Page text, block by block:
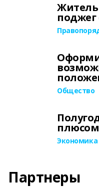
Житель
Общество
плюсом
Экономика
Партнеры